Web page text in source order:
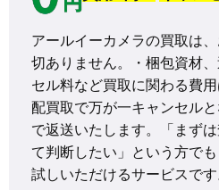
アールイーカメラの買取は
切ありません。・梱包資材
セル料など買取に関わる費
配買取で万が一キャンセル
で返送いたします。「まず
て判断したい」という方で
試しいただけるサービスです